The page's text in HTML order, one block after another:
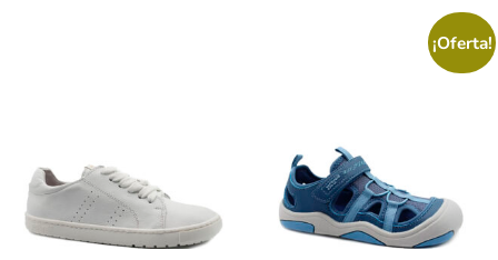
¡Oferta!